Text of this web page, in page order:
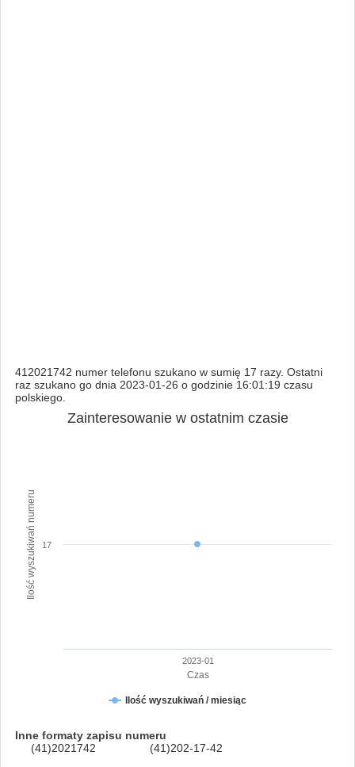
412021742 numer telefonu szukano w sumię 17 razy. Ostatni
raz szukano go dnia 2023-01-26 o godzinie 16:01:19 czasu
polskiego.
Czas
Ilość wyszukiwań numeru
Zainteresowanie w ostatnim czasie
Ilość wyszukiwań / miesiąc
2023-01
17
Inne formaty zapisu numeru
(41)2021742
(41)202-17-42